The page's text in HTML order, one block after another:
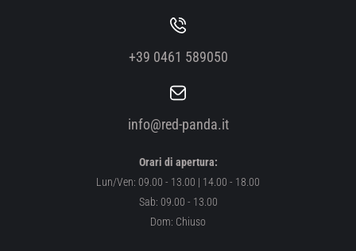
+39 0461 589050
info@red-panda.it
Orari di apertura:
Lun/Ven: 09.00 - 13.00 | 14.00 - 18.00
Sab: 09.00 - 13.00
Dom: Chiuso